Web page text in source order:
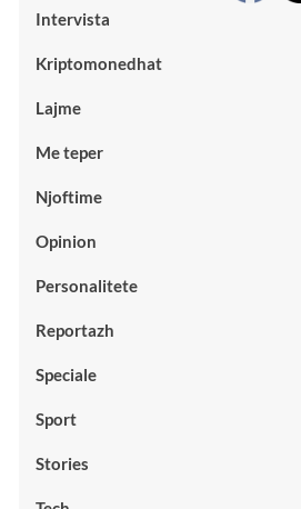
Intervista
Kriptomonedhat
Lajme
Me teper
Njoftime
Opinion
Personalitete
Reportazh
Speciale
Sport
Stories